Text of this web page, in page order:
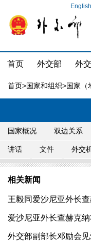
English
首页 外交部 外
首页>国家和组织>国家（
国家概况 双边关系
讲话 文件 外交
相关新闻
王毅同爱沙尼亚外长
爱沙尼亚外长查赫克
外交部副部长邓励会